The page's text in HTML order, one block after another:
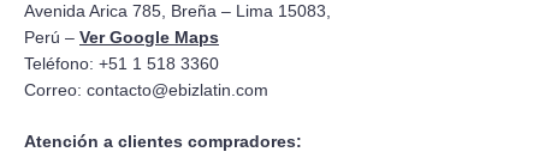
Avenida Arica 785, Breña – Lima 15083,
Perú – Ver Google Maps
Teléfono: +51 1 518 3360
Correo: contacto@ebizlatin.com
Atención a clientes compradores: